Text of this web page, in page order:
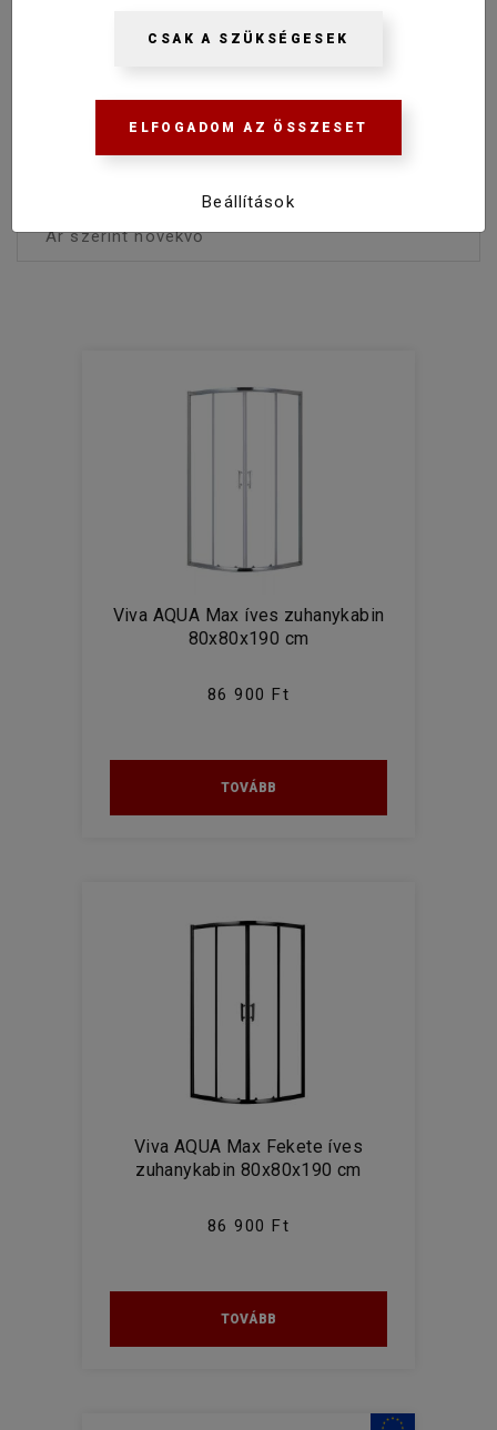
Íves zuhanykabinok 80x80, 90x90 méretekben
Viva AQUA Max íves zuhanykabin
80x80x190 cm
86 900 Ft
TOVÁBB
Viva AQUA Max Fekete íves
zuhanykabin 80x80x190 cm
86 900 Ft
TOVÁBB
CSAK A SZÜKSÉGESEK
ELFOGADOM AZ ÖSSZESET
Beállítások